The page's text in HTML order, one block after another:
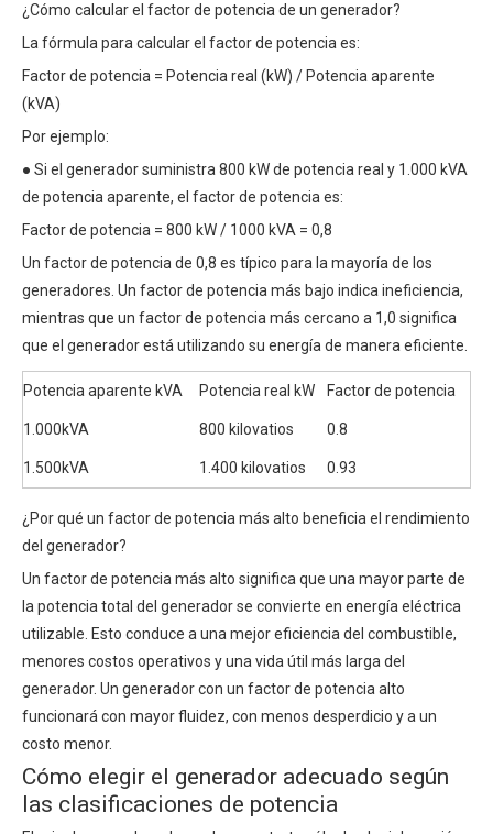
¿Cómo calcular el factor de potencia de un generador?
La fórmula para calcular el factor de potencia es:
Factor de potencia = Potencia real (kW) / Potencia aparente
(kVA)
Por ejemplo:
● Si el generador suministra 800 kW de potencia real y 1.000 kVA
de potencia aparente, el factor de potencia es:
Factor de potencia = 800 kW / 1000 kVA = 0,8
Un factor de potencia de 0,8 es típico para la mayoría de los
generadores. Un factor de potencia más bajo indica ineficiencia,
mientras que un factor de potencia más cercano a 1,0 significa
que el generador está utilizando su energía de manera eficiente.
Potencia aparente kVA Potencia real kW Factor de potencia
1.000kVA 800 kilovatios 0.8
1.500kVA 1.400 kilovatios 0.93
¿Por qué un factor de potencia más alto beneficia el rendimiento
del generador?
Un factor de potencia más alto significa que una mayor parte de
la potencia total del generador se convierte en energía eléctrica
utilizable. Esto conduce a una mejor eficiencia del combustible,
menores costos operativos y una vida útil más larga del
generador. Un generador con un factor de potencia alto
funcionará con mayor fluidez, con menos desperdicio y a un
costo menor.
Cómo elegir el generador adecuado según
las clasificaciones de potencia